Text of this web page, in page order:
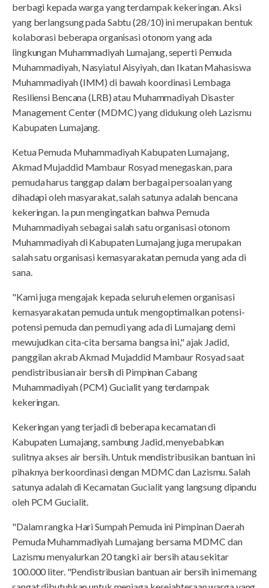
berbagi kepada warga yang terdampak kekeringan. Aksi
yang berlangsung pada Sabtu (28/10) ini merupakan bentuk
kolaborasi beberapa organisasi otonom yang ada
lingkungan Muhammadiyah Lumajang, seperti Pemuda
Muhammadiyah, Nasyiatul Aisyiyah, dan Ikatan Mahasiswa
Muhammadiyah (IMM) di bawah koordinasi Lembaga
Resiliensi Bencana (LRB) atau Muhammadiyah Disaster
Management Center (MDMC) yang didukung oleh Lazismu
Kabupaten Lumajang.
Ketua Pemuda Muhammadiyah Kabupaten Lumajang,
Akmad Mujaddid Mambaur Rosyad menegaskan, para
pemuda harus tanggap dalam berbagai persoalan yang
dihadapi oleh masyarakat, salah satunya adalah bencana
kekeringan. Ia pun mengingatkan bahwa Pemuda
Muhammadiyah sebagai salah satu organisasi otonom
Muhammadiyah di Kabupaten Lumajang juga merupakan
salah satu organisasi kemasyarakatan pemuda yang ada di
sana.
"Kami juga mengajak kepada seluruh elemen organisasi
kemasyarakatan pemuda untuk mengoptimalkan potensi-
potensi pemuda dan pemudi yang ada di Lumajang demi
mewujudkan cita-cita bersama bangsa ini," ajak Jadid,
panggilan akrab Akmad Mujaddid Mambaur Rosyad saat
pendistribusian air bersih di Pimpinan Cabang
Muhammadiyah (PCM) Gucialit yang terdampak
kekeringan.
Kekeringan yang terjadi di beberapa kecamatan di
Kabupaten Lumajang, sambung Jadid, menyebabkan
sulitnya akses air bersih. Untuk mendistribusikan bantuan ini
pihaknya berkoordinasi dengan MDMC dan Lazismu. Salah
satunya adalah di Kecamatan Gucialit yang langsung dipandu
oleh PCM Gucialit.
"Dalam rangka Hari Sumpah Pemuda ini Pimpinan Daerah
Pemuda Muhammadiyah Lumajang bersama MDMC dan
Lazismu menyalurkan 20 tangki air bersih atau sekitar
100.000 liter. "Pendistribusian bantuan air bersih ini memang